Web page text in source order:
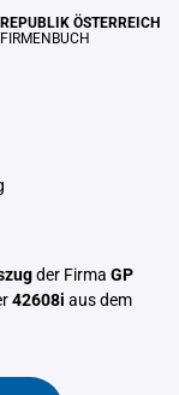
REPUBLIK ÖSTERREICH
FIRMENBUCH
der Firma GP
42608i aus dem